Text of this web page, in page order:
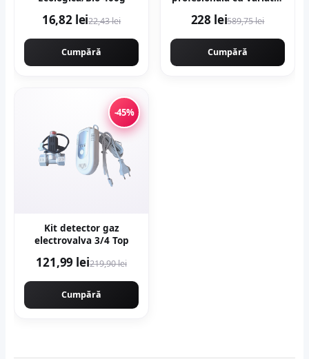
16,82 lei22,43 lei
Cumpără
2400rpm, accesorii
rezerva, NAKAMOTO
1000 JAPAN
228 lei589,75 lei
Cumpără
-45%
Kit detector gaz
electrovalva 3/4 Top
121,99 lei219,90 lei
Cumpără